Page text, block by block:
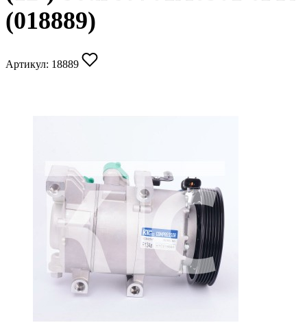
(018889)
Артикул: 18889